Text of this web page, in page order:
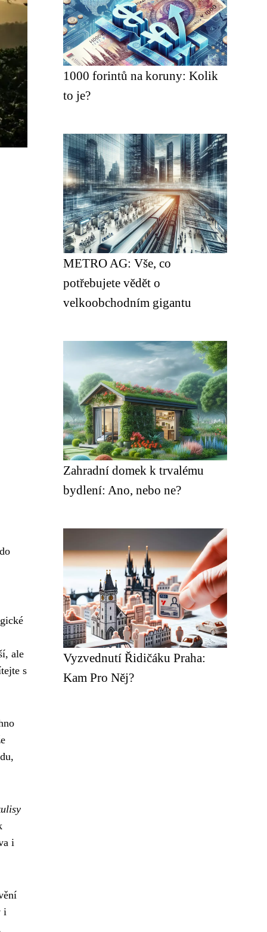
ale
s
i
i
1000 forintů na koruny: Kolik
to je?
METRO AG: Vše, co
potřebujete vědět o
velkoobchodním gigantu
Zahradní domek k trvalému
bydlení: Ano, nebo ne?
Vyzvednutí Řidičáku Praha:
Kam Pro Něj?